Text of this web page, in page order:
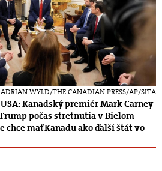
ADRIAN WYLD/THE CANADIAN PRESS/AP/SITA
Kanadský premiér Mark Carney
počas stretnutia v Bielom
chce mať Kanadu ako ďalší štát vo